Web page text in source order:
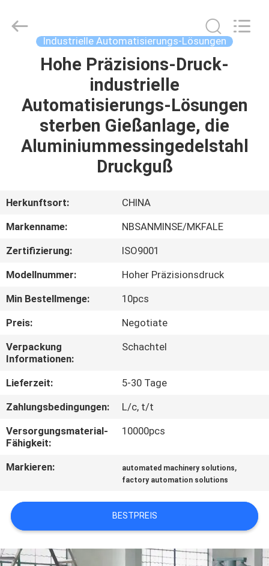
HAUS
PRODUKTE
ÜBER
FABRIK-
AUSFLUG
QUALITÄTSKONTROLLE
TRETEN
SIE
MIT
UNS
IN
VERBINDUNG
NACHRICHTEN
FORDERN
SITEMAP
Export
Co.,Ltd..
Industrielle Automatisierungs-Lösungen
Hohe Präzisions-Druck-
industrielle
Automatisierungs-Lösungen
sterben Gießanlage, die
Aluminiummessingedelstahl
Druckguß
Herkunftsort:
CHINA
Markenname:
NBSANMINSE/MKFALE
Zertifizierung:
ISO9001
Modellnummer:
Hoher Präzisionsdruck
Min Bestellmenge:
10pcs
Preis:
Negotiate
Verpackung
Informationen:
Schachtel
Lieferzeit:
5-30 Tage
Zahlungsbedingungen:
L/c, t/t
Versorgungsmaterial-
Fähigkeit:
10000pcs
Markieren: automated machinery solutions,
factory automation solutions
BESTPREIS